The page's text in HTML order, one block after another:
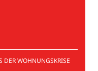
WOHNUNGSKRISE